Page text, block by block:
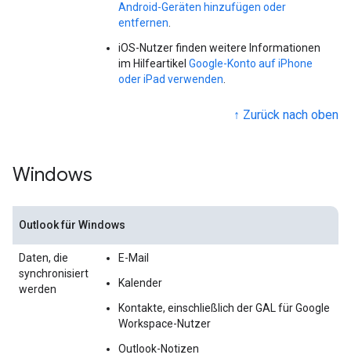
Android-Geräten hinzufügen oder
entfernen
iOS-Nutzer finden weitere Informationen
im Hilfeartikel Google-Konto auf iPhone
oder iPad verwenden
↑ Zurück nach oben
Windows
Outlook für Windows
Daten, die
synchronisiert
werden
E-Mail
Kalender
Kontakte, einschließlich der GAL für Google
Workspace-Nutzer
Outlook-Notizen